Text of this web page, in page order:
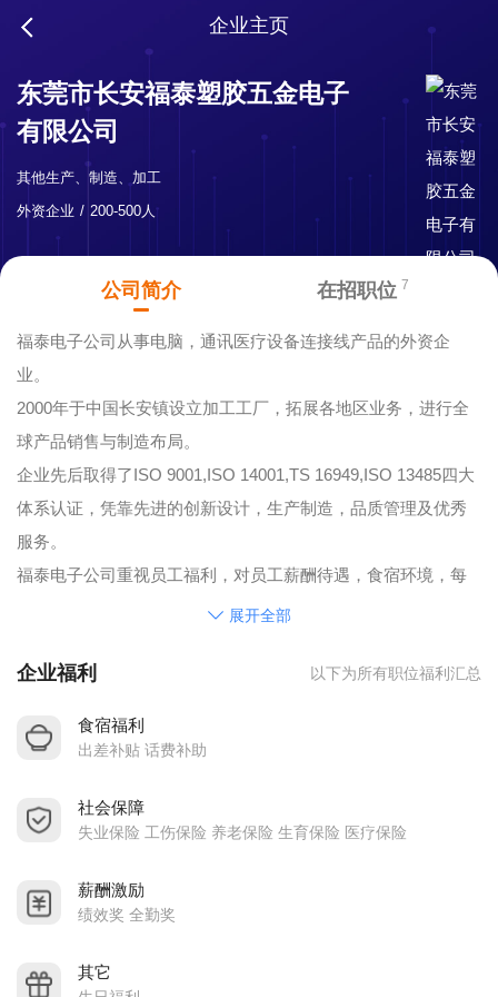
企业主页
东莞市长安福泰塑胶五金电子
有限公司
其他生产、制造、加工
外资企业
200-500人
公司简介 在招职位 7
福泰电子公司从事电脑，通讯医疗设备连接线产品的外资企
业。
2000年于中国长安镇设立加工工厂，拓展各地区业务，进行全
球产品销售与制造布局。
企业先后取得了ISO 9001,ISO 14001,TS 16949,ISO 13485四大
体系认证，凭靠先进的创新设计，生产制造，品质管理及优秀
服务。
福泰电子公司重视员工福利，对员工薪酬待遇，食宿环境，每
季度不断检讨与改善，对表现良好有特殊贡献的员工每月都额
美好未来！
展开全部
企业福利 以下为所有职位福利汇总
食宿福利
出差补贴 话费补助
社会保障
失业保险 工伤保险 养老保险 生育保险 医疗保险
薪酬激励
绩效奖 全勤奖
其它